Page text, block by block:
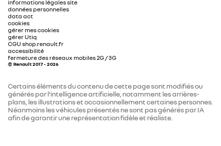
informations légales site
données personnelles
data act
cookies
gérer mes cookies
gérer Utiq
CGU shop.renault.fr
accessibilité
fermeture des réseaux mobiles 2G / 3G
© Renault 2017 - 2026
Certains éléments du contenu de cette page sont modifiés ou
générés par l'intelligence artificielle, notamment les arrières-
plans, les illustrations et occasionnellement certaines personnes.
Néanmoins les véhicules présentés ne sont pas générés par IA
afin de garantir une représentation fidèle et réaliste.